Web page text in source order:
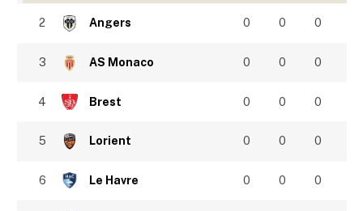
2 Angers 0 0 0
3 AS Monaco 0 0 0
4 Brest 0 0 0
5 Lorient 0 0 0
6 Le Havre 0 0 0